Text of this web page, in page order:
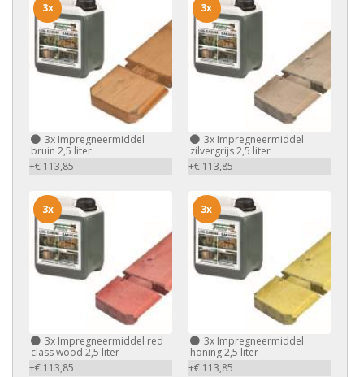
3x Impregneermiddel
bruin 2,5 liter
+€ 113,85
3x
3xImpregneermiddel
zilvergrijs 2,5 liter
+€ 113,85
3x
3x Impregneermiddel red
class wood 2,5 liter
+€ 113,85
3x
3xImpregneermiddel
honing 2,5 liter
+€ 113,85
3x